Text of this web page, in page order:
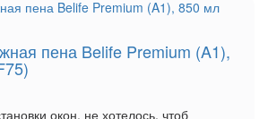
пена Belife Premium (A1),
окон, не хотелось, чтоб